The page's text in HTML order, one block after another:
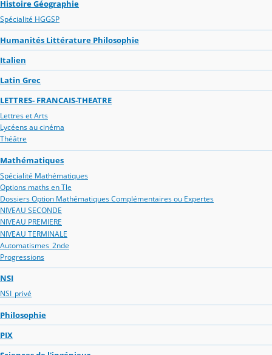
Histoire Géographie
Spécialité HGGSP
Humanités Littérature Philosophie
Italien
Latin Grec
LETTRES- FRANCAIS-THEATRE
Lettres et Arts
Lycéens au cinéma
Théâtre
Mathématiques
Spécialité Mathématiques
Options maths en Tle
Dossiers Option Mathématiques Complémentaires ou Expertes
NIVEAU SECONDE
NIVEAU PREMIERE
NIVEAU TERMINALE
Automatismes_2nde
Progressions
NSI
NSI_privé
Philosophie
PIX